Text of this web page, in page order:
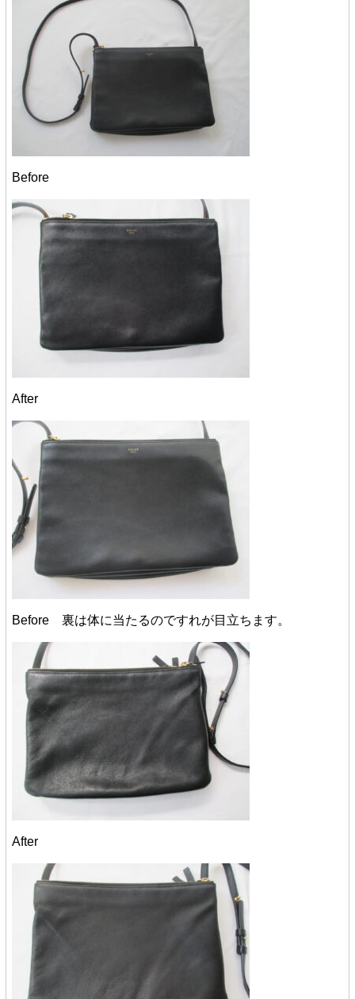
Before
After
Before 裏は体に当たるのですれが目立ちます。
After